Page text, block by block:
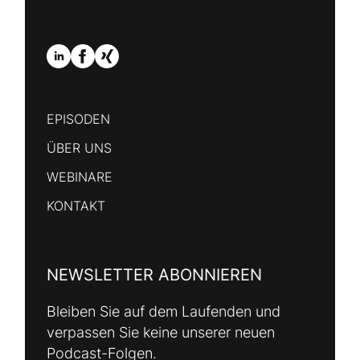
EPISODEN
ÜBER UNS
WEBINARE
KONTAKT
NEWSLETTER ABONNIEREN
Bleiben Sie auf dem Laufenden und
verpassen Sie keine unserer neuen
Podcast-Folgen.